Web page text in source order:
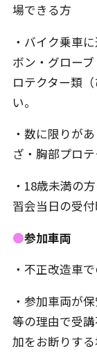
場できる方
・バイク乗車
ボン・グロー
ロテクター類
い。
・数に限りが
ざ・胸部プロテ
・18歳未満の
習会当日の受
●参加車両
・不正改造車
・参加車両が
等の理由で受
加をお断りする